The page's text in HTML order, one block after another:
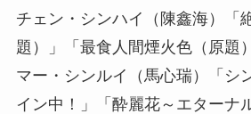
チェン・シンハイ（陳鑫海）「
題）」「最食人間煙火色（原題
マー・シンルイ（馬心瑞）「シ
イン中！」「酔麗花～エターナ